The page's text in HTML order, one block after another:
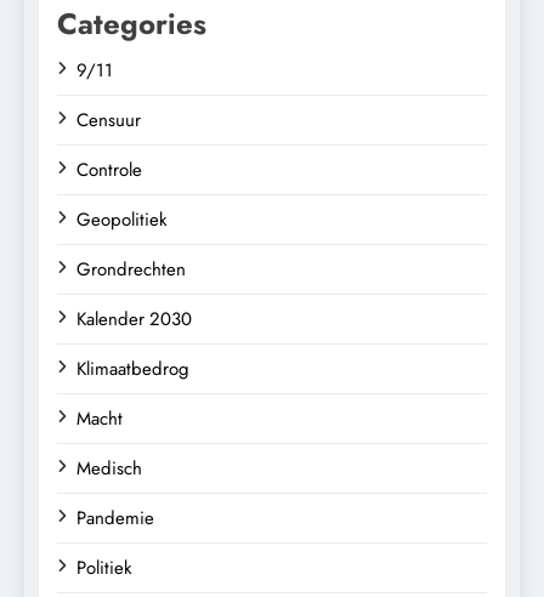
Categories
9/11
Censuur
Controle
Geopolitiek
Grondrechten
Kalender 2030
Klimaatbedrog
Macht
Medisch
Pandemie
Politiek